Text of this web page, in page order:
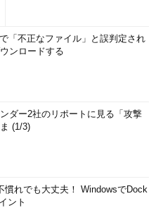
「不正なファイル」と誤判定され
ンロードする
ダー2社のリポートに見る「攻撃
(1/3)
慣れでも大丈夫！ WindowsでDock
ント